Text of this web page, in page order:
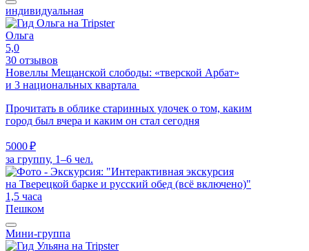
индивидуальная
Ольга
5,0
30 отзывов
Новеллы Мещанской слободы: «тверской Арбат»
и 3 национальных квартала
Прочитать в облике старинных улочек о том, каким
город был вчера и каким он стал сегодня
5000 ₽
за группу, 1–6 чел.
1,5 часа
Пешком
Мини-группа